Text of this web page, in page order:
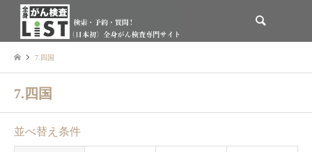
7.四国
7.四国
並べ替え条件